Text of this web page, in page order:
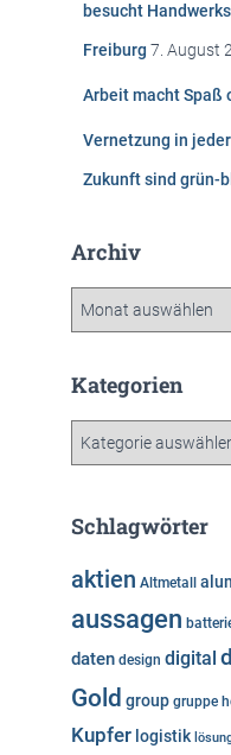
besucht
Freiburg 7. August
Arbeit macht Spaß
Vernetzung in
Zukunft sind grün-
Archiv
h
Kategorien
g
r
i
n
Schlagwörter
aktien Altmetall
aussagen
daten design digital
Gold group gruppe
Kupfer logistik